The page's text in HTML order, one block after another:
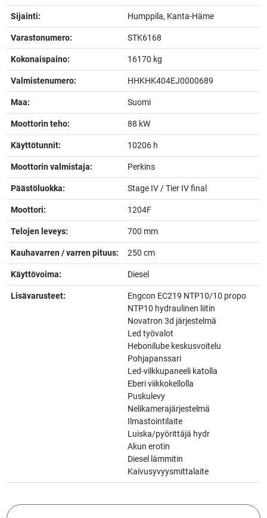
Sijainti: Humppila, Kanta-Häme
Varastonumero: STK6168
Kokonaispaino: 16170 kg
Valmistenumero: HHKHK404EJ0000689
Maa: Suomi
Moottorin teho: 88 kW
Käyttötunnit: 10206 h
Moottorin valmistaja: Perkins
Päästöluokka: Stage IV / Tier IV final
Moottori: 1204F
Telojen leveys: 700 mm
Kauhavarren / varren pituus: 250 cm
Käyttövoima: Diesel
Lisävarusteet:
Engcon EC219 NTP10/10 propo
NTP10 hydraulinen liitin
Novatron 3d järjestelmä
Led työvalot
Hebonilube keskusvoitelu
Pohjapanssari
Led-vilkkupaneeli katolla
Eberi viikkokellolla
Puskulevy
Nelikamerajärjestelmä
Ilmastointilaite
Luiska/pyörittäjä hydr
Akun erotin
Diesel lämmitin
Kaivusyvyysmittalaite